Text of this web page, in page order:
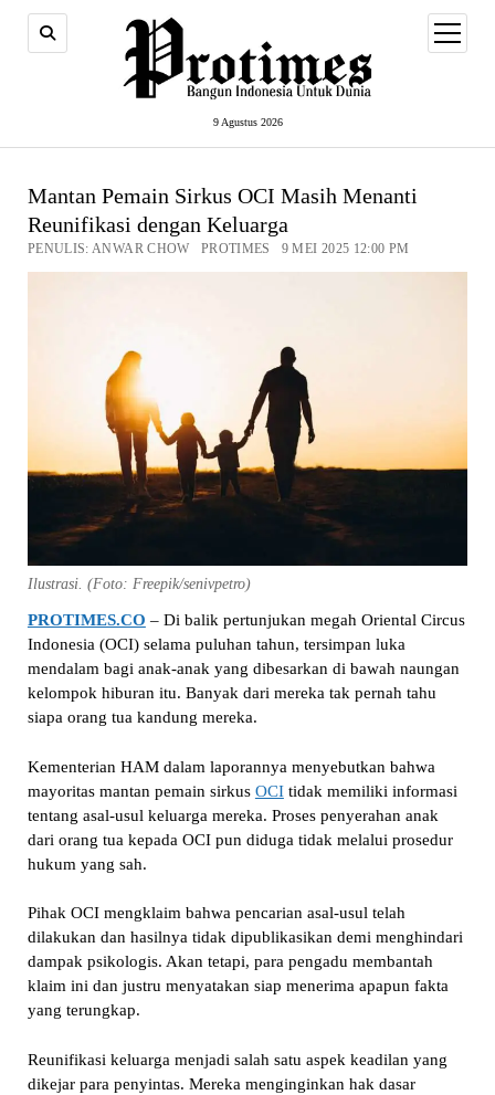
9 Agustus 2026
open
menu
Mantan Pemain Sirkus OCI Masih Menanti
Reunifikasi dengan Keluarga
PENULIS: ANWAR CHOW PROTIMES 9 MEI 2025 12:00 PM
Ilustrasi. (Foto: Freepik/senivpetro)
PROTIMES.CO – Di balik pertunjukan megah Oriental Circus
Indonesia (OCI) selama puluhan tahun, tersimpan luka
mendalam bagi anak-anak yang dibesarkan di bawah naungan
kelompok hiburan itu. Banyak dari mereka tak pernah tahu
siapa orang tua kandung mereka.
Kementerian HAM dalam laporannya menyebutkan bahwa
mayoritas mantan pemain sirkus OCItidak memiliki informasi
tentang asal-usul keluarga mereka. Proses penyerahan anak
dari orang tua kepada OCI pun diduga tidak melalui prosedur
hukum yang sah.
Pihak OCI mengklaim bahwa pencarian asal-usul telah
dilakukan dan hasilnya tidak dipublikasikan demi menghindari
dampak psikologis. Akan tetapi, para pengadu membantah
klaim ini dan justru menyatakan siap menerima apapun fakta
yang terungkap.
Reunifikasi keluarga menjadi salah satu aspek keadilan yang
dikejar para penyintas. Mereka menginginkan hak dasar